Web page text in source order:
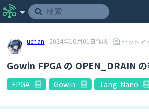
uchan 2024年10月01日作成 セットア
Gowin FPGA の OPEN_DRAIN
FPGA Gowin Tang-Nano